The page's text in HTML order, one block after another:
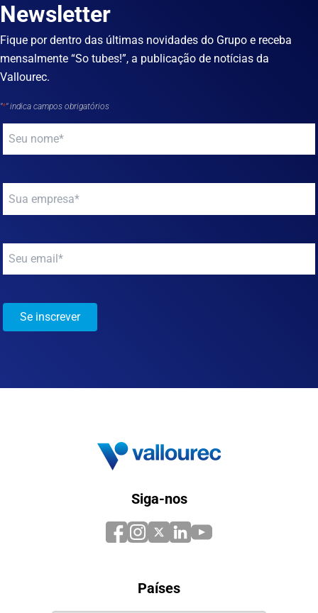
Newsletter
Fique por dentro das últimas novidades do Grupo e receba
mensalmente “So tubes!”, a publicação de notícias da
Vallourec.
"*" indica campos obrigatórios
Your
company
Se inscrever
Siga-nos
Países